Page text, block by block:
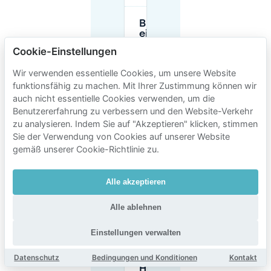
Brauche ich
eine
Wie lange
kann ich in
der Nähe
von
Hagelkruis
auf der
parken?
Können
Parkausweis
Gebiet
Cookie-Einstellungen
Wir verwenden essentielle Cookies, um unsere Website
funktionsfähig zu machen. Mit Ihrer Zustimmung können wir
auch nicht essentielle Cookies verwenden, um die
Benutzererfahrung zu verbessern und den Website-Verkehr
zu analysieren. Indem Sie auf "Akzeptieren" klicken, stimmen
Sie der Verwendung von Cookies auf unserer Website
gemäß unserer Cookie-Richtlinie zu.
Alle akzeptieren
Alle ablehnen
Einstellungen verwalten
Datenschutz Bedingungen und Konditionen Kontakt